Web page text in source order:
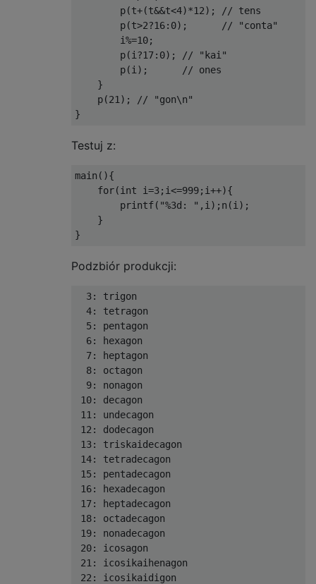
        p(t+(t&&t<4)*12); // tens
        p(t>2?16:0);      // "conta"
        i%=10;
        p(i?17:0); // "kai"
        p(i);      // ones
    }
    p(21); // "gon\n"
Testuj z:
main(){
    for(int i=3;i<=999;i++){
        printf("%3d: ",i);n(i);
    }
Podzbiór produkcji:
  3: trigon
  4: tetragon
  5: pentagon
  6: hexagon
  7: heptagon
  8: octagon
  9: nonagon
10: decagon
11: undecagon
12: dodecagon
13: triskaidecagon
14: tetradecagon
15: pentadecagon
16: hexadecagon
17: heptadecagon
18: octadecagon
19: nonadecagon
20: icosagon
21: icosikaihenagon
22: icosikaidigon